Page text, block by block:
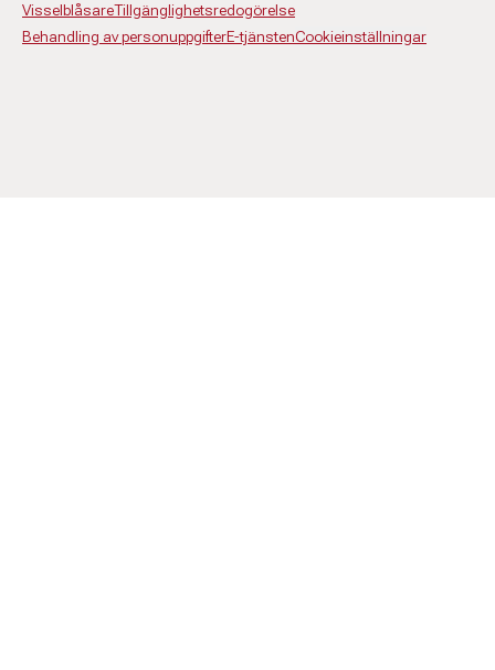
VisselblåsareTillgänglighetsredogörelse
Behandling av personuppgifterE-tjänstenCookieinställningar